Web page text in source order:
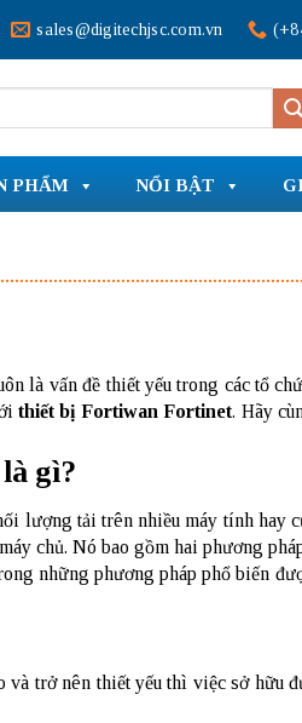
sales@digitechjsc.com.vn
PHẨM NỔI BẬT
là vấn đề thiết yếu trong các tổ
thiết bị Fortiwan Fortinet. Hãy
gì?
lượng tải trên nhiều máy tính hay
chủ. Nó bao gồm hai phương
những phương pháp phổ biến
trở nên thiết yếu thì việc sở